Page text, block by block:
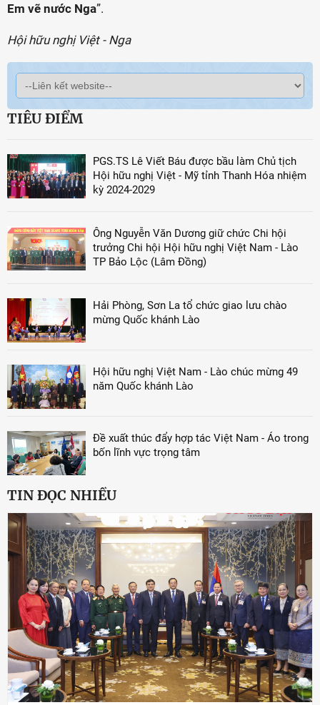
Em vẽ nước Nga”.
Hội hữu nghị Việt - Nga
TIÊU ĐIỂM
PGS.TS Lê Viết Báu được bầu làm Chủ tịch
Hội hữu nghị Việt - Mỹ tỉnh Thanh Hóa nhiệm
kỳ 2024-2029
Ông Nguyễn Văn Dương giữ chức Chi hội
trưởng Chi hội Hội hữu nghị Việt Nam - Lào
TP Bảo Lộc (Lâm Đồng)
Hải Phòng, Sơn La tổ chức giao lưu chào
mừng Quốc khánh Lào
Hội hữu nghị Việt Nam - Lào chúc mừng 49
năm Quốc khánh Lào
Đề xuất thúc đẩy hợp tác Việt Nam - Áo trong
bốn lĩnh vực trọng tâm
TIN ĐỌC NHIỀU